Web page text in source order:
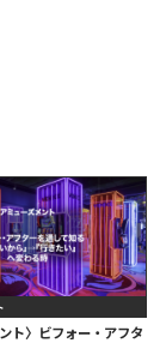
ト〉ビフォー・アフタ